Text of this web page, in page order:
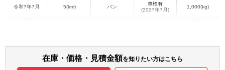
令和7年7月 5(km) バン
車検有
(2027年7月)
1,000(kg)
在庫・価格・見積金額を知りたい方はこちら